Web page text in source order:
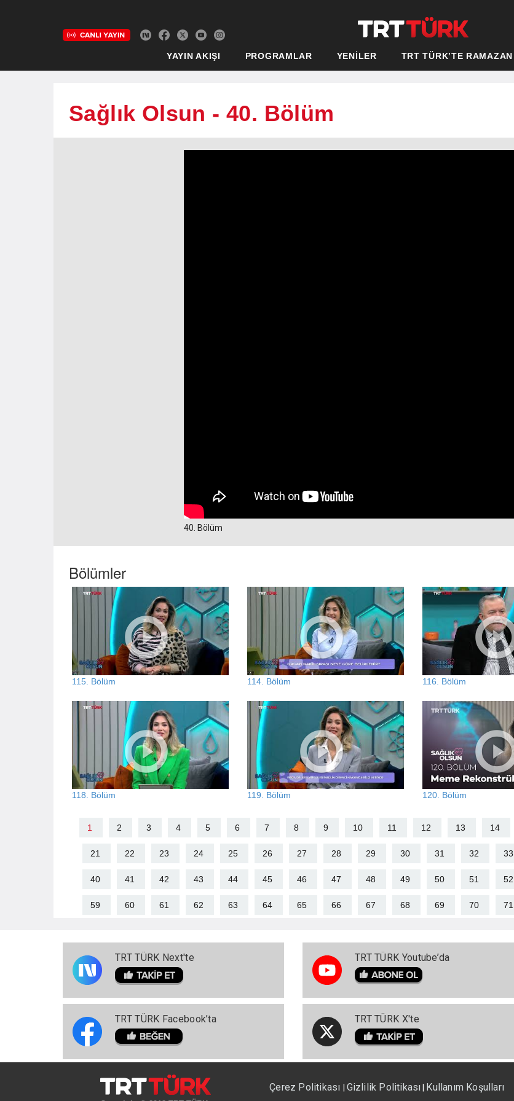
YAYIN AKIŞI PROGRAMLAR YENİLER TRT TÜRK’TE RAMAZAN
Sağlık Olsun - 40. Bölüm
40. Bölüm
Bölümler
115. Bölüm 114. Bölüm 116. Bölüm
118. Bölüm 119. Bölüm 120. Bölüm
1 2 3 4 5 6 7 8 9 10 11 12 13 14
21 22 23 24 25 26 27 28 29 30 31 32 33
40 41 42 43 44 45 46 47 48 49 50 51 52
59 60 61 62 63 64 65 66 67 68 69 70 71
TRT TÜRK Next'te
TRT TÜRK Facebook’ta
TRT TÜRK Youtube’da
TRT TÜRK X'te
Çerez Politikası Gizlilik Politikası Kullanım Koşulları